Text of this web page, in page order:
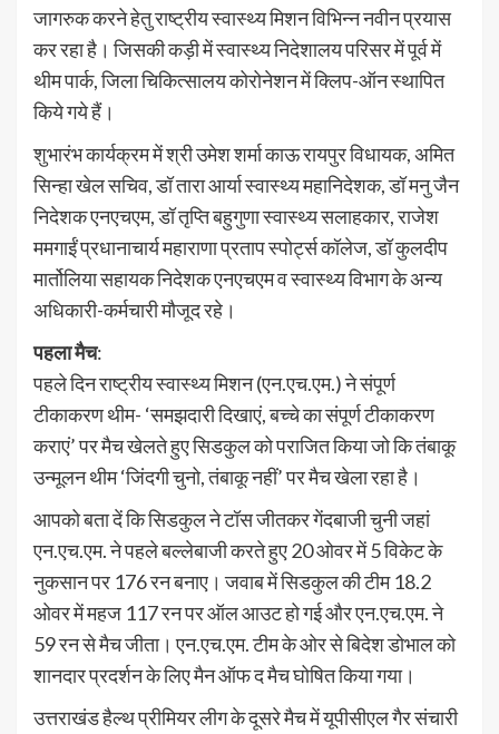
जागरुक करने हेतु राष्ट्रीय स्वास्थ्य मिशन विभिन्न नवीन प्रयास
कर रहा है। जिसकी कड़ी में स्वास्थ्य निदेशालय परिसर में पूर्व में
थीम पार्क, जिला चिकित्सालय कोरोनेशन में क्लिप-ऑन स्थापित
किये गये हैं।
शुभारंभ कार्यक्रम में श्री उमेश शर्मा काऊ रायपुर विधायक, अमित
सिन्हा खेल सचिव, डॉ तारा आर्या स्वास्थ्य महानिदेशक, डॉ मनु जैन
निदेशक एनएचएम, डॉ तृप्ति बहुगुणा स्वास्थ्य सलाहकार, राजेश
ममगाईं प्रधानाचार्य महाराणा प्रताप स्पोर्ट्स कॉलेज, डॉ कुलदीप
मार्तोलिया सहायक निदेशक एनएचएम व स्वास्थ्य विभाग के अन्य
अधिकारी-कर्मचारी मौजूद रहे।
पहला मैच:
पहले दिन राष्ट्रीय स्वास्थ्य मिशन (एन.एच.एम.) ने संपूर्ण
टीकाकरण थीम- ‘समझदारी दिखाएं, बच्चे का संपूर्ण टीकाकरण
कराएं’ पर मैच खेलते हुए सिडकुल को पराजित किया जो कि तंबाकू
उन्मूलन थीम ‘जिंदगी चुनो, तंबाकू नहीं’ पर मैच खेला रहा है।
आपको बता दें कि सिडकुल ने टॉस जीतकर गेंदबाजी चुनी जहां
एन.एच.एम. ने पहले बल्लेबाजी करते हुए 20 ओवर में 5 विकेट के
नुकसान पर 176 रन बनाए। जवाब में सिडकुल की टीम 18.2
ओवर में महज 117 रन पर ऑल आउट हो गई और एन.एच.एम. ने
59 रन से मैच जीता। एन.एच.एम. टीम के ओर से बिदेश डोभाल को
शानदार प्रदर्शन के लिए मैन ऑफ द मैच घोषित किया गया।
उत्तराखंड हैल्थ प्रीमियर लीग के दूसरे मैच में यूपीसीएल गैर संचारी